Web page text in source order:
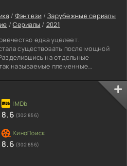
/ Фэнтези /Зарубежные сериалы
/Сериалы / 2021
едва уцелеет.
существовать после мощной
на отдельные
называемые племенные
новоиспеченных племен,
другой земли, чтобы стать
себя руководство большими
противостояния находятся двое
8.6 (302 856)
8.6 (302 856)